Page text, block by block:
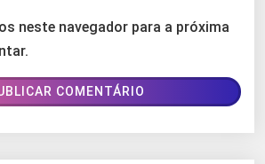
neste navegador para a próxima